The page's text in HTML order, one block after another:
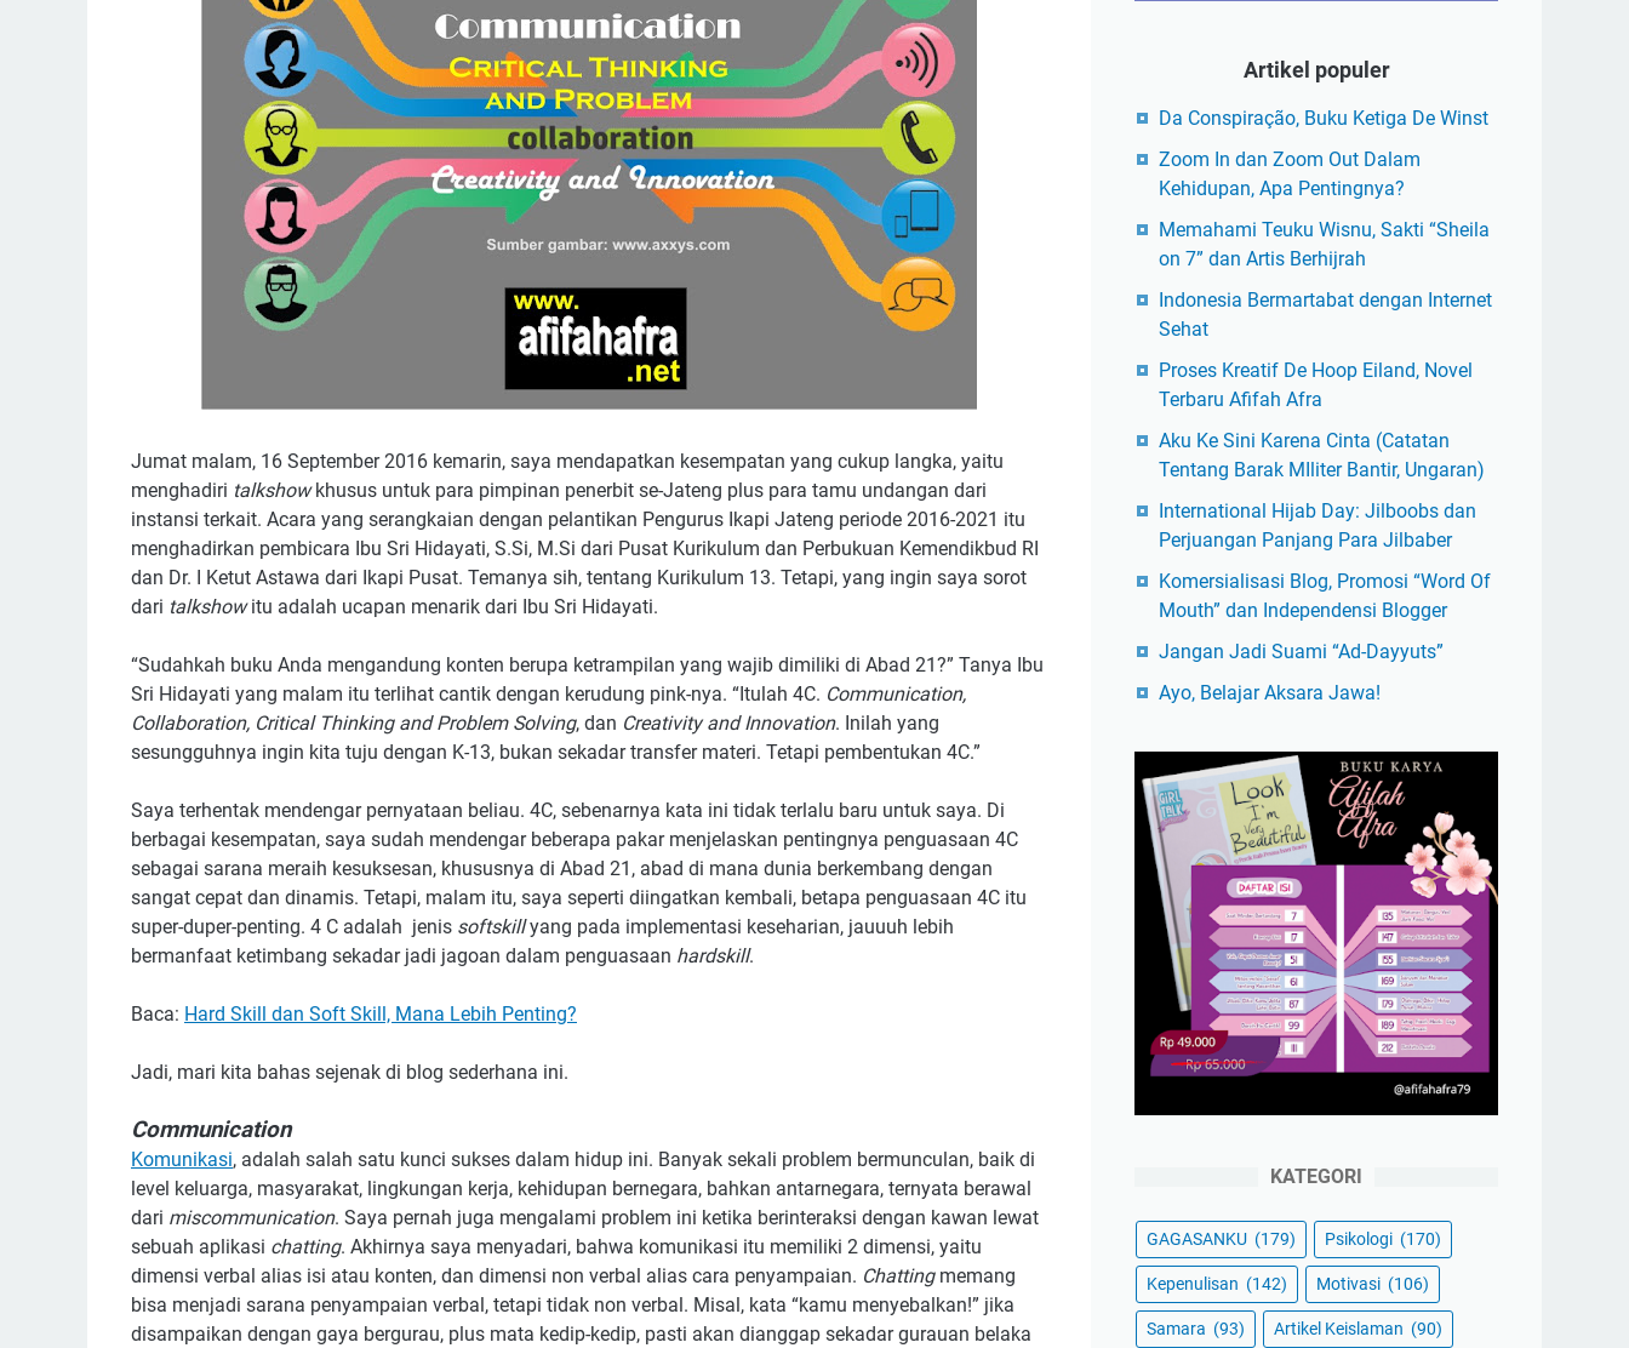
Jumat malam, 16 September 2016 kemarin, saya mendapatkan kesempatan yang cukup langka, yaitu
menghadiri talkshowkhusus untuk para pimpinan penerbit se-Jateng plus para tamu undangan dari
instansi terkait. Acara yang serangkaian dengan pelantikan Pengurus Ikapi Jateng periode 2016-2021 itu
menghadirkan pembicara Ibu Sri Hidayati, S.Si, M.Si dari Pusat Kurikulum dan Perbukuan Kemendikbud RI
dan Dr. I Ketut Astawa dari Ikapi Pusat. Temanya sih, tentang Kurikulum 13. Tetapi, yang ingin saya sorot
dari talkshowitu adalah ucapan menarik dari Ibu Sri Hidayati.
“Sudahkah buku Anda mengandung konten berupa ketrampilan yang wajib dimiliki di Abad 21?” Tanya Ibu
Sri Hidayati yang malam itu terlihat cantik dengan kerudung pink-nya. “Itulah 4C. Communication,
Collaboration, Critical Thinking and Problem Solving, dan Creativity and Innovation. Inilah yang
sesungguhnya ingin kita tuju dengan K-13, bukan sekadar transfer materi. Tetapi pembentukan 4C.”
Saya terhentak mendengar pernyataan beliau. 4C, sebenarnya kata ini tidak terlalu baru untuk saya. Di
berbagai kesempatan, saya sudah mendengar beberapa pakar menjelaskan pentingnya penguasaan 4C
sebagai sarana meraih kesuksesan, khususnya di Abad 21, abad di mana dunia berkembang dengan
sangat cepat dan dinamis. Tetapi, malam itu, saya seperti diingatkan kembali, betapa penguasaan 4C itu
super-duper-penting. 4 C adalah jenis softskillyang pada implementasi keseharian, jauuuh lebih
bermanfaat ketimbang sekadar jadi jagoan dalam penguasaan hardskill.
Baca: Hard Skill dan Soft Skill, Mana Lebih Penting?
Jadi, mari kita bahas sejenak di blog sederhana ini.
Communication
Komunikasi, adalah salah satu kunci sukses dalam hidup ini. Banyak sekali problem bermunculan, baik di
level keluarga, masyarakat, lingkungan kerja, kehidupan bernegara, bahkan antarnegara, ternyata berawal
dari miscommunication. Saya pernah juga mengalami problem ini ketika berinteraksi dengan kawan lewat
sebuah aplikasi chatting. Akhirnya saya menyadari, bahwa komunikasi itu memiliki 2 dimensi, yaitu
dimensi verbal alias isi atau konten, dan dimensi non verbal alias cara penyampaian. Chattingmemang
bisa menjadi sarana penyampaian verbal, tetapi tidak non verbal. Misal, kata “kamu menyebalkan!” jika
disampaikan dengan gaya bergurau, plus mata kedip-kedip, pasti akan dianggap sekadar gurauan belaka
Artikel populer
Da Conspiração, Buku Ketiga De Winst
Zoom In dan Zoom Out Dalam
Kehidupan, Apa Pentingnya?
Memahami Teuku Wisnu, Sakti “Sheila
on 7” dan Artis Berhijrah
Indonesia Bermartabat dengan Internet
Sehat
Proses Kreatif De Hoop Eiland, Novel
Terbaru Afifah Afra
Aku Ke Sini Karena Cinta (Catatan
Tentang Barak MIliter Bantir, Ungaran)
International Hijab Day: Jilboobs dan
Perjuangan Panjang Para Jilbaber
Komersialisasi Blog, Promosi “Word Of
Mouth” dan Independensi Blogger
Jangan Jadi Suami “Ad-Dayyuts”
Ayo, Belajar Aksara Jawa!
KATEGORI
GAGASANKU (179) Psikologi (170)
Kepenulisan (142) Motivasi (106)
Samara (93) Artikel Keislaman (90)